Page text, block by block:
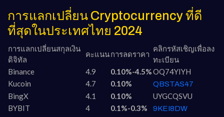
การแลกเปลี่ยน Cryptocurrency ที่ดี
ที่สุดในประเทศไทย 2024
การแลกเปลี่ยนสกุลเงิน
ดิจิทัล
คะแนนการลดราคา
คลิกรหัสเชิญเพื่อลง
ทะเบียน
Binance
4.9 0.10%-4.5%OQ74YIYH
Kucoin
4.7 0.10% QBSTAS47
BingX 4.1 0.10%
UYGCQSVU
BYBIT
4 0.1%-0.3% 9KEI8DW